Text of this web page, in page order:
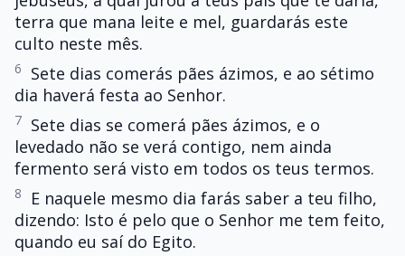
terra que mana leite e mel, guardarás este
culto neste mês.
6
Sete dias comerás pães ázimos, e ao sétimo
dia haverá festa ao Senhor.
7 Sete dias se comerá pães ázimos, e o
levedado não se verá contigo, nem ainda
fermento será visto em todos os teus termos.
8
E naquele mesmo dia farás saber a teu filho,
dizendo: Isto é pelo que o Senhor me tem feito,
quando eu saí do Egito.